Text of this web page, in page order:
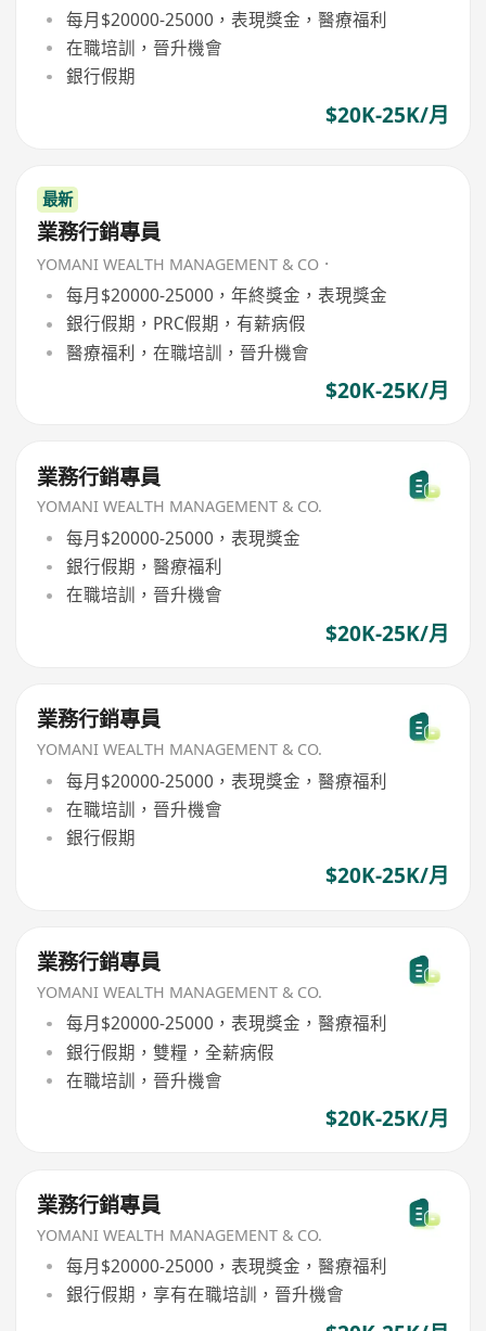
每月$20000-25000，表現獎金，醫療福利
在職培訓，晉升機會
銀行假期
$20K-25K/月
最新
業務行銷專員
YOMANI WEALTH MANAGEMENT & CO．
每月$20000-25000，年終獎金，表現獎金
銀行假期，PRC假期，有薪病假
醫療福利，在職培訓，晉升機會
$20K-25K/月
業務行銷專員
YOMANI WEALTH MANAGEMENT & CO.
每月$20000-25000，表現獎金
銀行假期，醫療福利
在職培訓，晉升機會
$20K-25K/月
業務行銷專員
YOMANI WEALTH MANAGEMENT & CO.
每月$20000-25000，表現獎金，醫療福利
在職培訓，晉升機會
銀行假期
$20K-25K/月
業務行銷專員
YOMANI WEALTH MANAGEMENT & CO.
每月$20000-25000，表現獎金，醫療福利
銀行假期，雙糧，全薪病假
在職培訓，晉升機會
$20K-25K/月
業務行銷專員
YOMANI WEALTH MANAGEMENT & CO.
每月$20000-25000，表現獎金，醫療福利
銀行假期，享有在職培訓，晉升機會